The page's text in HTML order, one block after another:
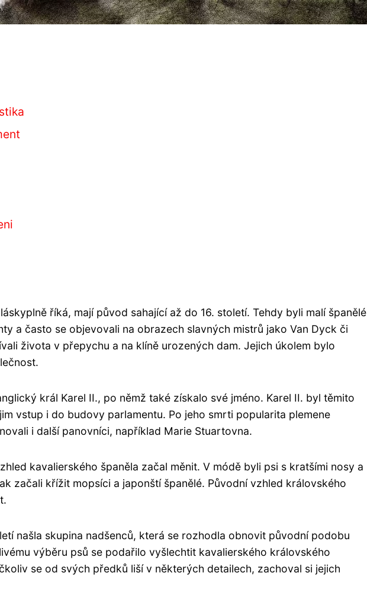
říká, mají původ sahající až do 16. století. Tehdy byli malí španělé
a často se objevovali na obrazech slavných mistrů jako Van Dyck či
života v přepychu a na klíně urozených dam. Jejich úkolem bylo
král Karel II., po němž také získalo své jméno. Karel II. byl těmito
vstup i do budovy parlamentu. Po jeho smrti popularita plemene
i další panovníci, například Marie Stuartovna.
kavalierského španěla začal měnit. V módě byli psi s kratšími nosy a
začali křížit mopsíci a japonští španělé. Původní vzhled královského
našla skupina nadšenců, která se rozhodla obnovit původní podobu
výběru psů se podařilo vyšlechtit kavalierského královského
se od svých předků liší v některých detailech, zachoval si jejich